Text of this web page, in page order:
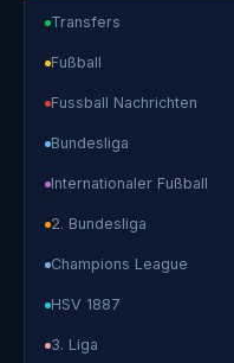
Transfers
Fußball
Fussball Nachrichten
Bundesliga
Internationaler Fußball
2. Bundesliga
Champions League
HSV 1887
3. Liga